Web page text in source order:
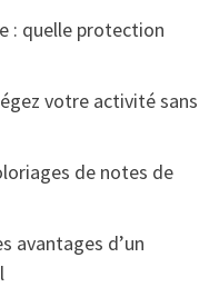
: quelle protection
votre activité sans
de notes de
avantages d’un